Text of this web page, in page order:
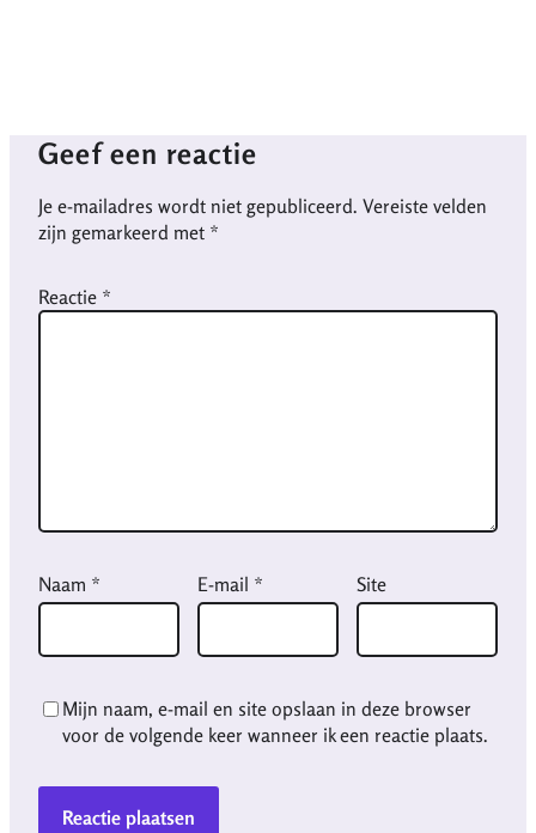
Geef een reactie
Je e-mailadres wordt niet gepubliceerd. Vereiste velden
zijn gemarkeerd met *
Reactie *
Naam * E-mail * Site
Mijn naam, e-mail en site opslaan in deze browser
voor de volgende keer wanneer ik een reactie plaats.